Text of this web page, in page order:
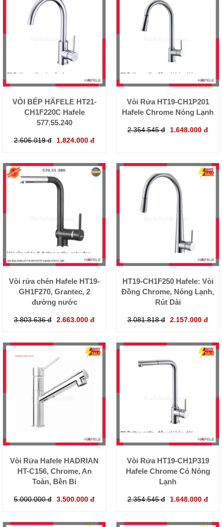
VÒI BẾP HÄFELE HT21-
CH1F220C Hafele
577.55.240
2.606.019 đ 1.824.000 đ
Vòi Rửa HT19-CH1P201
Hafele Chrome Nóng Lạnh
2.354.545 đ 1.648.000 đ
Vòi rửa chén Hafele HT19-
GH1F270, Grantec, 2
đường nước
3.803.636 đ 2.663.000 đ
HT19-CH1F250 Hafele: Vòi
Đồng Chrome, Nóng Lạnh,
Rút Dài
3.081.818 đ 2.157.000 đ
Vòi Rửa Hafele HADRIAN
HT-C156, Chrome, An
Toàn, Bền Bỉ
5.000.000 đ 3.500.000 đ
Vòi Rửa HT19-CH1P319
Hafele Chrome Có Nóng
Lạnh
2.354.545 đ 1.648.000 đ